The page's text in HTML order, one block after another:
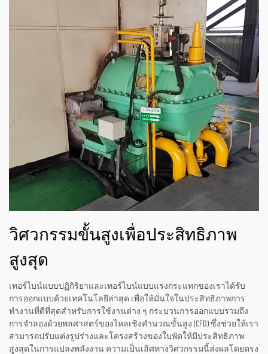
วิศวกรรมขั้นสูงเพื่อประสิทธิภาพ
สูงสุด
เทอร์ไบน์แบบปฏิกิริยาและเทอร์ไบน์แบบแรงกระแทกของเราได้รับ
การออกแบบด้วยเทคโนโลยีล่าสุด เพื่อให้มั่นใจในประสิทธิภาพการ
ทำงานที่ดีที่สุดสำหรับการใช้งานต่าง ๆ กระบวนการออกแบบรวมถึง
การจำลองด้วยพลศาสตร์ของไหลเชิงคำนวณขั้นสูง (CFD) ซึ่งช่วยให้เรา
สามารถปรับแต่งรูปร่างและโครงสร้างของใบพัดให้มีประสิทธิภาพ
สูงสุดในการแปลงพลังงาน ความเป็นเลิศทางวิศวกรรมนี้ส่งผลโดยตรง